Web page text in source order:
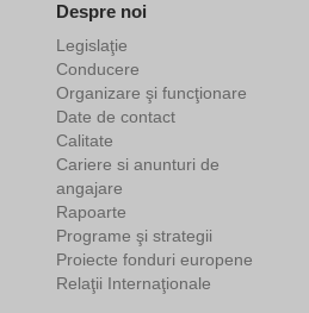
Despre noi
Legislaţie
Conducere
Organizare şi funcţionare
Date de contact
Calitate
Cariere si anunturi de
angajare
Rapoarte
Programe şi strategii
Proiecte fonduri europene
Relaţii Internaţionale